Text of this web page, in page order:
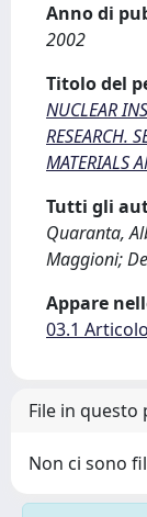
Anno di
2002
Titolo del
NUCLEAR
RESEARCH.
MATERIALS
Tutti gli
Quaranta,
Maggioni;
Appare
03.1
File in
Non ci sono